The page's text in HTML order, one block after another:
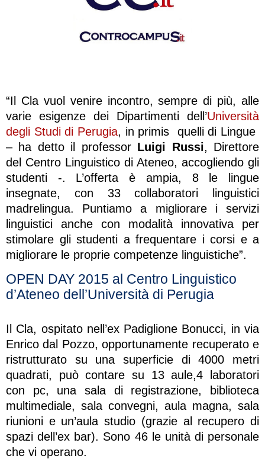
“Il Cla vuol venire incontro, sempre di più, alle
varie esigenze dei Dipartimenti dell’Università
degli Studi di Perugia, in primis quelli di Lingue
– ha detto il professor Luigi Russi, Direttore
del Centro Linguistico di Ateneo, accogliendo gli
studenti -. L’offerta è ampia, 8 le lingue
insegnate, con 33 collaboratori linguistici
madrelingua. Puntiamo a migliorare i servizi
linguistici anche con modalità innovativa per
stimolare gli studenti a frequentare i corsi e a
migliorare le proprie competenze linguistiche”.
OPEN DAY 2015 al Centro Linguistico
d’Ateneo dell’Università di Perugia
Il Cla, ospitato nell’ex Padiglione Bonucci, in via
Enrico dal Pozzo, opportunamente recuperato e
ristrutturato su una superficie di 4000 metri
quadrati, può contare su 13 aule,4 laboratori
con pc, una sala di registrazione, biblioteca
multimediale, sala convegni, aula magna, sala
riunioni e un’aula studio (grazie al recupero di
spazi dell’ex bar). Sono 46 le unità di personale
che vi operano.